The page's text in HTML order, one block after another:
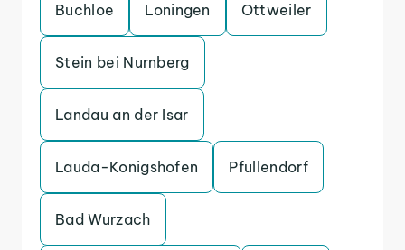
Buchloe Loningen Ottweiler
Stein bei Nurnberg
Landau an der Isar
Lauda-Konigshofen Pfullendorf
Bad Wurzach